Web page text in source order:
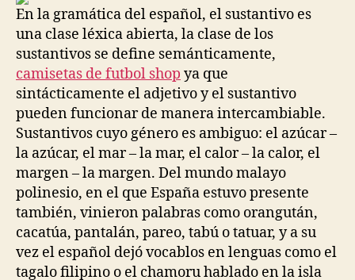
En la gramática del español, el sustantivo es
una clase léxica abierta, la clase de los
sustantivos se define semánticamente,
camisetas de futbol shop ya que
sintácticamente el adjetivo y el sustantivo
pueden funcionar de manera intercambiable.
Sustantivos cuyo género es ambiguo: el azúcar –
la azúcar, el mar – la mar, el calor – la calor, el
margen – la margen. Del mundo malayo
polinesio, en el que España estuvo presente
también, vinieron palabras como orangután,
cacatúa, pantalán, pareo, tabú o tatuar, y a su
vez el español dejó vocablos en lenguas como el
tagalo filipino o el chamoru hablado en la isla